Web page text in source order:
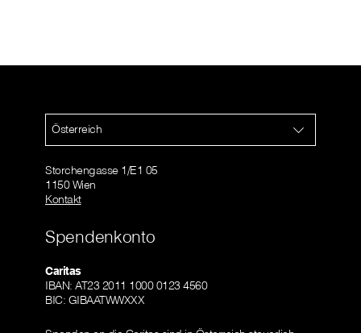
Österreich
Storchengasse 1/E1 05
1150 Wien
Kontakt
Spendenkonto
Caritas
IBAN: AT23 2011 1000 0123 4560
BIC: GIBAATWWXXX